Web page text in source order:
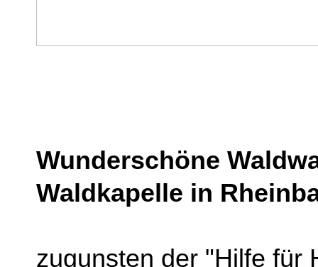
Wunderschöne
Waldkapelle in
zugunsten der "Hilfe für